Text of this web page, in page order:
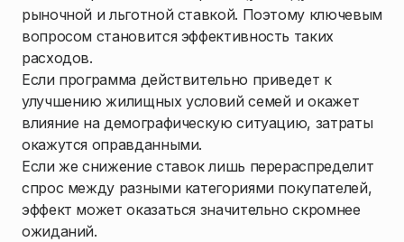
рыночной и льготной ставкой. Поэтому ключевым
вопросом становится эффективность таких
расходов.
Если программа действительно приведет к
улучшению жилищных условий семей и окажет
влияние на демографическую ситуацию, затраты
окажутся оправданными.
Если же снижение ставок лишь перераспределит
спрос между разными категориями покупателей,
эффект может оказаться значительно скромнее
ожиданий.